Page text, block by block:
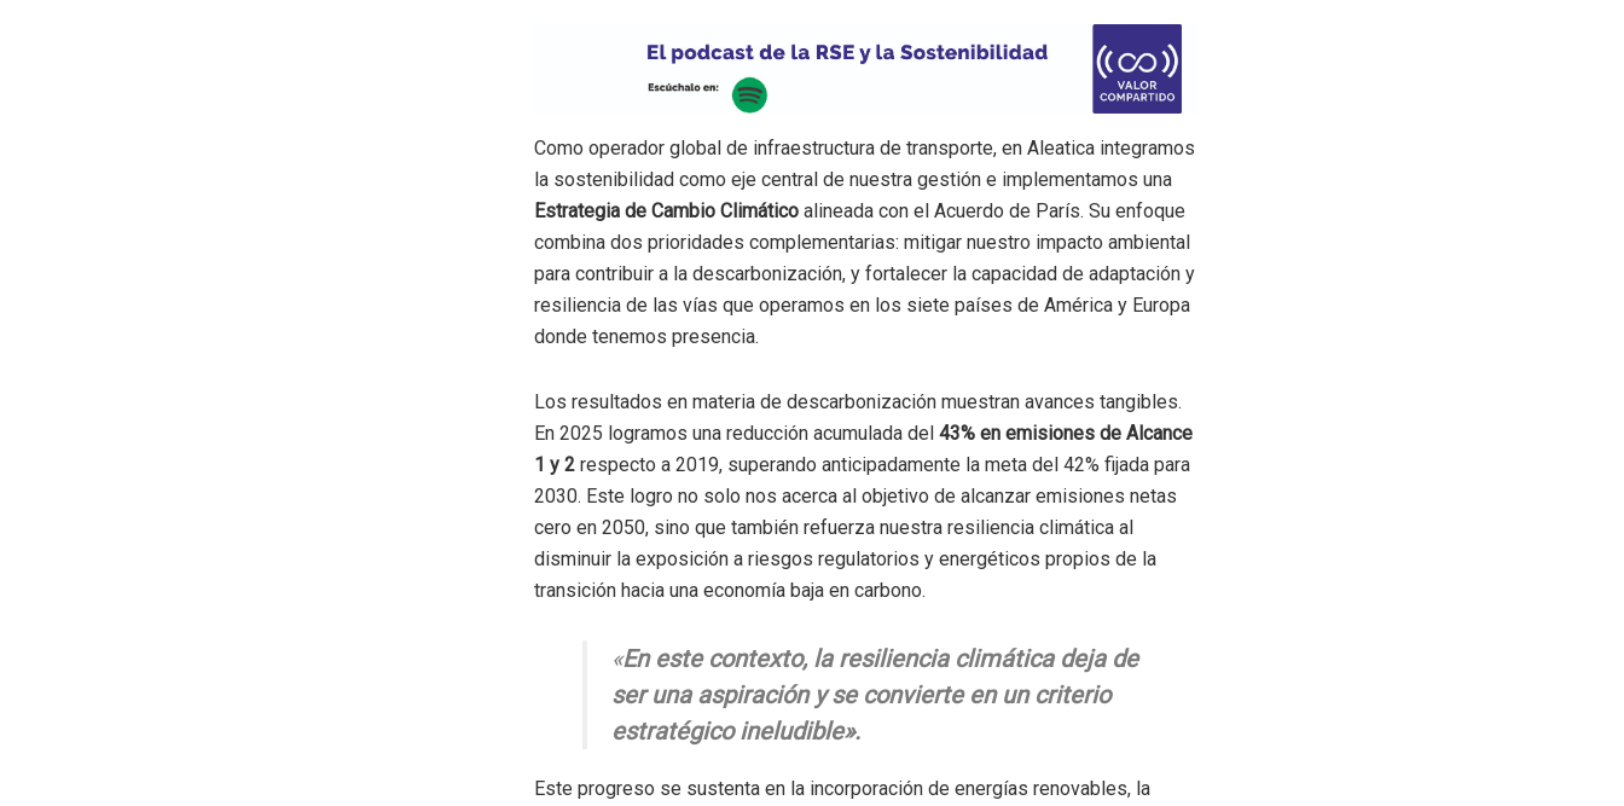
Como operador global de infraestructura de transporte, en Aleatica integramos
la sostenibilidad como eje central de nuestra gestión e implementamos una
Estrategia de Cambio Climático alineada con el Acuerdo de París. Su enfoque
combina dos prioridades complementarias: mitigar nuestro impacto ambiental
para contribuir a la descarbonización, y fortalecer la capacidad de adaptación y
resiliencia de las vías que operamos en los siete países de América y Europa
donde tenemos presencia.
Los resultados en materia de descarbonización muestran avances tangibles.
En 2025 logramos una reducción acumulada del 43% en emisiones de Alcance
1 y 2 respecto a 2019, superando anticipadamente la meta del 42% fijada para
2030. Este logro no solo nos acerca al objetivo de alcanzar emisiones netas
cero en 2050, sino que también refuerza nuestra resiliencia climática al
disminuir la exposición a riesgos regulatorios y energéticos propios de la
transición hacia una economía baja en carbono.
«En este contexto, la resiliencia climática deja de
ser una aspiración y se convierte en un criterio
estratégico ineludible».
Este progreso se sustenta en la incorporación de energías renovables, la